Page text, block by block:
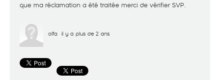
que ma réclamation a été traitée merci de vérifier SVP.
olfa il y a plus de 2 ans